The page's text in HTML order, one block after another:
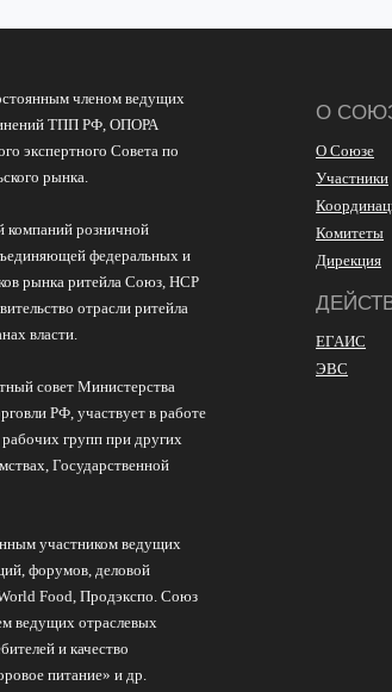
членом ведущих
ТПП РФ, ОПОРА
экспертного Совета по
рынка.
компаний розничной
федеральных и
рынка ритейла Союз, НСР
отрасли ритейла
власти.
совет Министерства
РФ, участвует в работе
групп при других
Государственной
участником ведущих
форумов, деловой
Food, Продэкспо. Союз
ведущих отраслевых
и качество
питание» и др.
О
О Союзе
Участники
Комитеты
Дирекция
ЕГАИС
ЭВС